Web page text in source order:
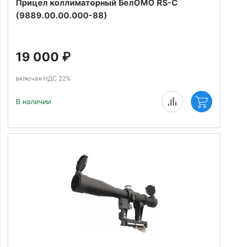
Прицел коллиматорный БелОМО RS-C
(9889.00.00.000-88)
19 000 ₽
включая НДС 22%
В наличии